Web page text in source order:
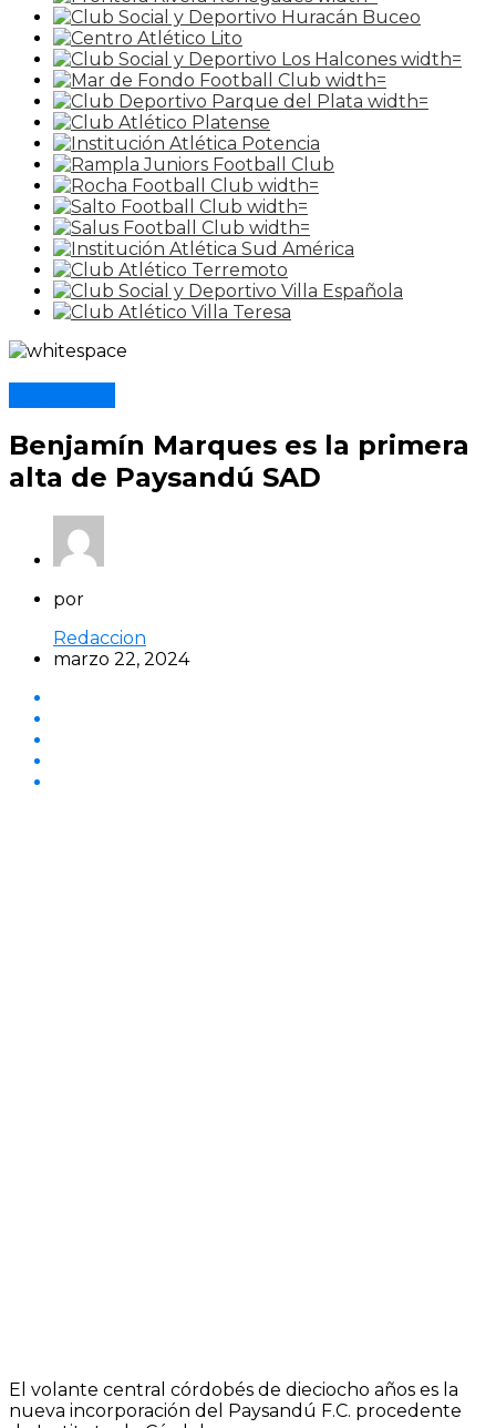
Benjamín Marques es la primera
alta de Paysandú SAD
por
Redaccion
marzo 22, 2024
El volante central córdobés de dieciocho años es la
nueva incorporación del Paysandú F.C. procedente